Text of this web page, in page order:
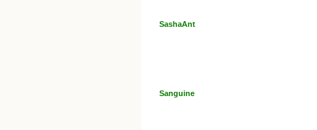
SashaAnt
Sanguine